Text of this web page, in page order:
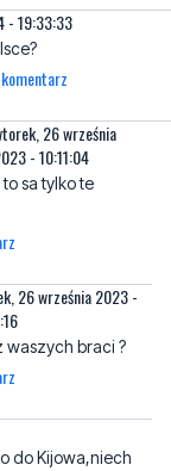
26 września
- 10:11:04
do Kijowa,niech